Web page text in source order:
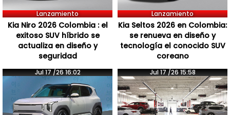
Lanzamiento
Kia Niro 2026 Colombia : el
exitoso SUV híbrido se
actualiza en diseño y
seguridad
Lanzamiento
Kia Seltos 2026 en Colombia:
se renueva en diseño y
tecnología el conocido SUV
coreano
Jul 17 /26 16:02 Jul 17 /26 15:58